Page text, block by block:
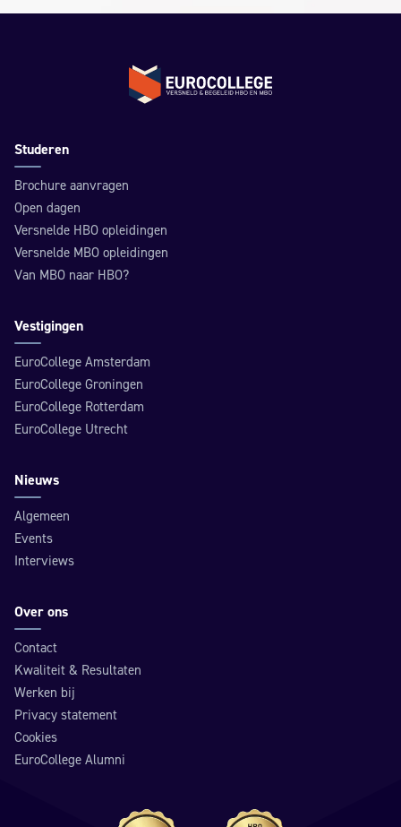
Terug naar de homepage
Studeren
Brochure aanvragen
Open dagen
Versnelde HBO opleidingen
Versnelde MBO opleidingen
Van MBO naar HBO?
Vestigingen
EuroCollege Amsterdam
EuroCollege Groningen
EuroCollege Rotterdam
EuroCollege Utrecht
Nieuws
Algemeen
Events
Interviews
Over ons
Contact
Kwaliteit & Resultaten
Werken bij
Privacy statement
Cookies
EuroCollege Alumni